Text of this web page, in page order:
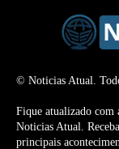
© Noticias Atual.
Fique atualizado com
Noticias Atual.
principais